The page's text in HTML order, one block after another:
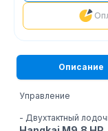
Описание
Управление
- Двухтактный